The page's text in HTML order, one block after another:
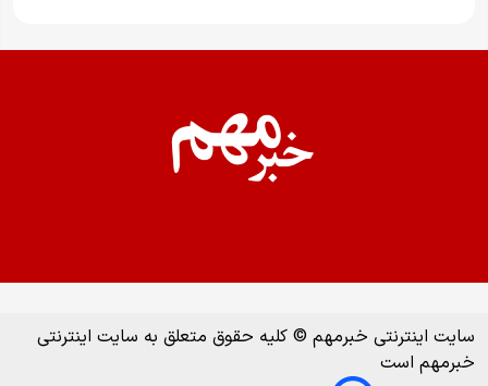
سایت اینترنتی خبرمهم © کلیه حقوق متعلق به سایت اینترنتی
خبرمهم است